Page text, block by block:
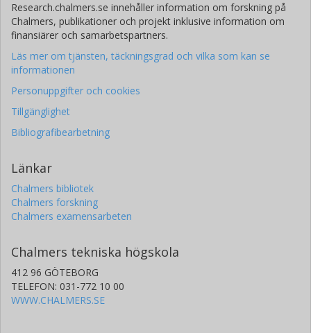
Research.chalmers.se innehåller information om forskning på
Chalmers, publikationer och projekt inklusive information om
finansiärer och samarbetspartners.
Läs mer om tjänsten, täckningsgrad och vilka som kan se
informationen
Personuppgifter och cookies
Tillgänglighet
Bibliografibearbetning
Länkar
Chalmers bibliotek
Chalmers forskning
Chalmers examensarbeten
Chalmers tekniska högskola
412 96 GÖTEBORG
TELEFON: 031-772 10 00
WWW.CHALMERS.SE